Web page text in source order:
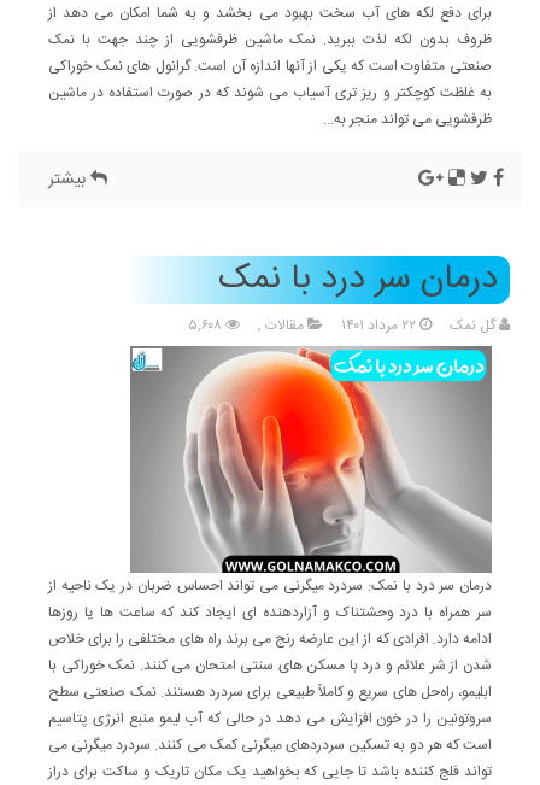
برای دفع لکه های آب سخت بهبود می بخشد و به شما امکان می دهد از
ظروف بدون لکه لذت ببرید. نمک ماشین ظرفشویی از چند جهت با نمک
صنعتی متفاوت است که یکی از آنها اندازه آن است. گرانول های نمک خوراکی
به غلظت کوچکتر و ریز تری آسیاب می شوند که در صورت استفاده در ماشین
ظرفشویی می تواند منجر به...
بیشتر
درمان سر درد با نمک
گل نمک مقالات ,
درمان سر درد با نمک: سردرد میگرنی می تواند احساس ضربان در یک ناحیه از
سر همراه با درد وحشتناک و آزاردهنده ای ایجاد کند که ساعت ها یا روزها
ادامه دارد. افرادی که از این عارضه رنج می برند راه های مختلفی را برای خلاص
شدن از شر علائم و درد با مسکن های سنتی امتحان می کنند. نمک خوراکی با
ابلیمو، راه‌حل ‌های سریع و کاملاً طبیعی برای سردرد هستند. نمک صنعتی سطح
سروتونین را در خون افزایش می دهد در حالی که آب لیمو منبع انرژی پتاسیم
است که هر دو به تسکین سردردهای میگرنی کمک می کنند. سردرد میگرنی می
تواند فلج کننده باشد تا جایی که بخواهید یک مکان تاریک و ساکت برای دراز